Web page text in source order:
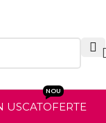
USCATOFERTE
NOU